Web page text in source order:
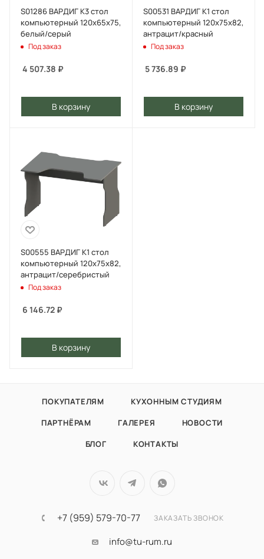
S01286 ВАРДИГ К3 стол
компьютерный 120x65x75,
белый/серый
Под заказ
4 507.38 ₽
В корзину
S00531 ВАРДИГ К1 cтол
компьютерный 120x75x82,
антрацит/красный
Под заказ
5 736.89 ₽
В корзину
S00555 ВАРДИГ К1 стол
компьютерный 120x75x82,
антрацит/серебристый
Под заказ
6 146.72 ₽
В корзину
ПОКУПАТЕЛЯМ
КУХОННЫМ СТУДИЯМ
ПАРТНЁРАМ
ГАЛЕРЕЯ
НОВОСТИ
БЛОГ
КОНТАКТЫ
+7 (959) 579-70-77 ЗАКАЗАТЬ ЗВОНОК
info@tu-rum.ru